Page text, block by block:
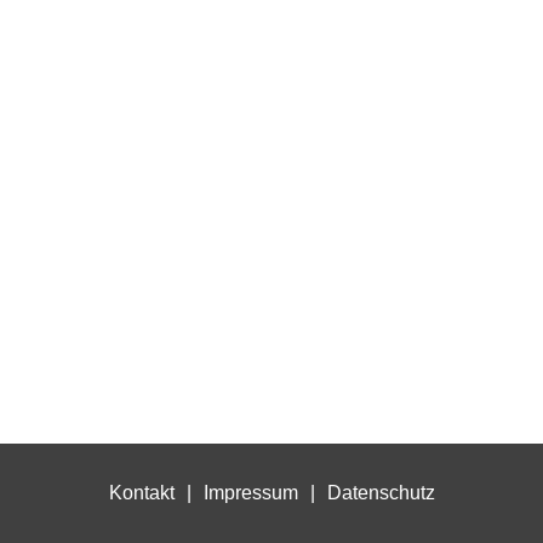
Kontakt Impressum Datenschutz